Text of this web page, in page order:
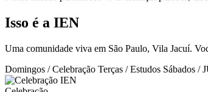
Isso é a IEN
Uma comunidade viva em São Paulo, Vila Jacuí.
Domingos / Celebração Terças / Estudos Sábados /